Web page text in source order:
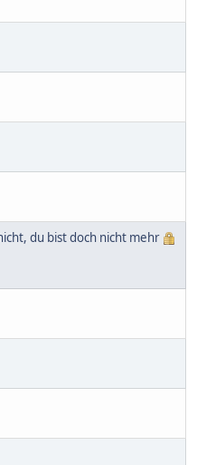
du bist doch nicht mehr